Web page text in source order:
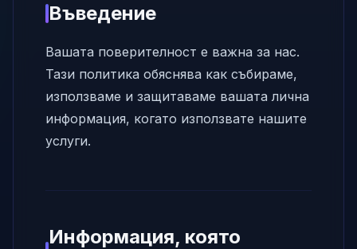
Въведение
Вашата поверителност е важна за нас.
Тази политика обяснява как събираме,
използваме и защитаваме вашата лична
информация, когато използвате нашите
услуги.
Информация, която